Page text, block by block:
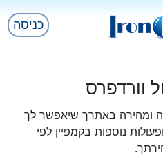
כניסה
וורדפרס
ומהירה באתרך שיאפשר לך
נוספות בקמפיין לפי